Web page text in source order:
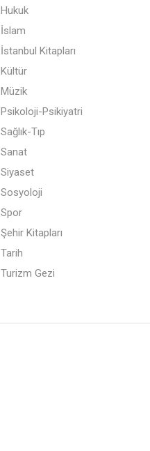
Hukuk
İslam
İstanbul Kitapları
Kültür
Müzik
Psikoloji-Psikiyatri
Sağlık-Tıp
Sanat
Siyaset
Sosyoloji
Spor
Şehir Kitapları
Tarih
Turizm Gezi